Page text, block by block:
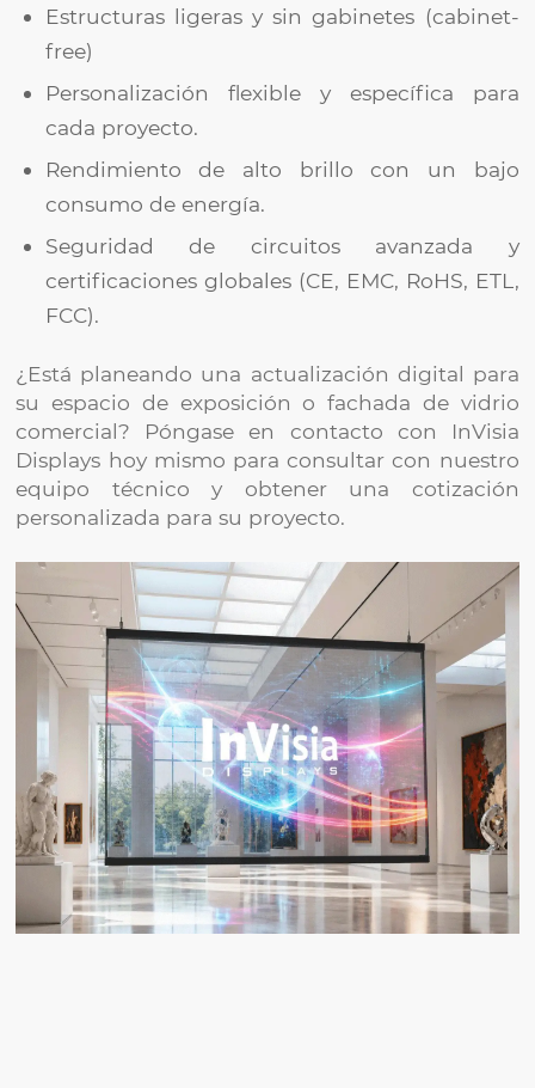
Estructuras ligeras y sin gabinetes (cabinet-
free)
Personalización flexible y específica para
cada proyecto.
Rendimiento de alto brillo con un bajo
consumo de energía.
Seguridad de circuitos avanzada y
certificaciones globales (CE, EMC, RoHS, ETL,
FCC).
¿Está planeando una actualización digital para
su espacio de exposición o fachada de vidrio
comercial? Póngase en contacto con InVisia
Displays hoy mismo para consultar con nuestro
equipo técnico y obtener una cotización
personalizada para su proyecto.